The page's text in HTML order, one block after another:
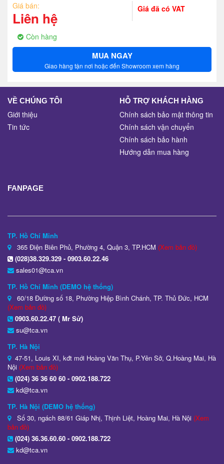
Giá bán:
Liên hệ
Giá đã có VAT
Còn hàng
MUA NGAY
Giao hàng tận nơi hoặc đến Showroom xem hàng
VỀ CHÚNG TÔI
Giới thiệu
Tin tức
HỖ TRỢ KHÁCH HÀNG
Chính sách bảo mật thông tin
Chính sách vận chuyển
Chính sách bảo hành
Hướng dẫn mua hàng
FANPAGE
TP. Hồ Chí Minh
365 Điện Biên Phủ, Phường 4, Quận 3, TP.HCM (Xem bản đồ)
(028)38.329.329 - 0903.60.22.46
sales01@tca.vn
TP. Hồ Chí Minh (DEMO hệ thống)
60/18 Đường số 18, Phường Hiệp Bình Chánh, TP. Thủ Đức, HCM
(Xem bản đồ)
0903.60.22.47 ( Mr Sử)
su@tca.vn
TP. Hà Nội
47-51, Louis XI, kđt mới Hoàng Văn Thụ, P.Yên Sở, Q.Hoàng Mai, Hà
Nội (Xem bản đồ)
(024) 36 36 60 60 - 0902.188.722
kd@tca.vn
TP. Hà Nội (DEMO hệ thống)
Số 30, ngách 88/61 Giáp Nhị, Thịnh Liệt, Hoàng Mai, Hà Nội (Xem
bản đồ)
(024) 36.36.60.60 - 0902.188.722
kd@tca.vn